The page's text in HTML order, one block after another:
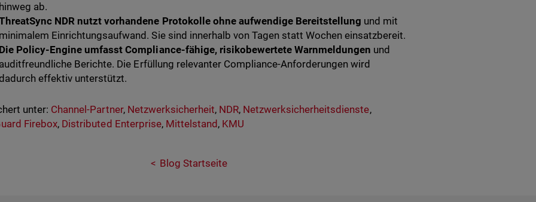
ab.
NDR nutzt vorhandene Protokolle ohne aufwendige Bereitstellung und mit
Einrichtungsaufwand. Sie sind innerhalb von Tagen statt Wochen einsatzbereit.
Policy-Engine umfasst Compliance-fähige, risikobewertete Warnmeldungen und
Berichte. Die Erfüllung relevanter Compliance-Anforderungen wird
effektiv unterstützt.
unter: Channel-Partner, Netzwerksicherheit, NDR, Netzwerksicherheitsdienste,
Firebox, Distributed Enterprise, Mittelstand , KMU
Blog Startseite